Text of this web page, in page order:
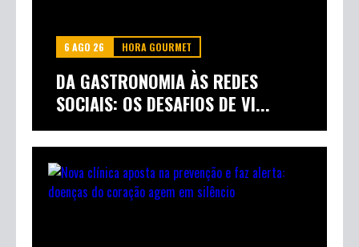
6 AGO 26 HORA GOURMET
DA GASTRONOMIA ÀS REDES
SOCIAIS: OS DESAFIOS DE VI...